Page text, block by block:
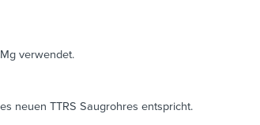
verwendet.
neuen TTRS Saugrohres entspricht.